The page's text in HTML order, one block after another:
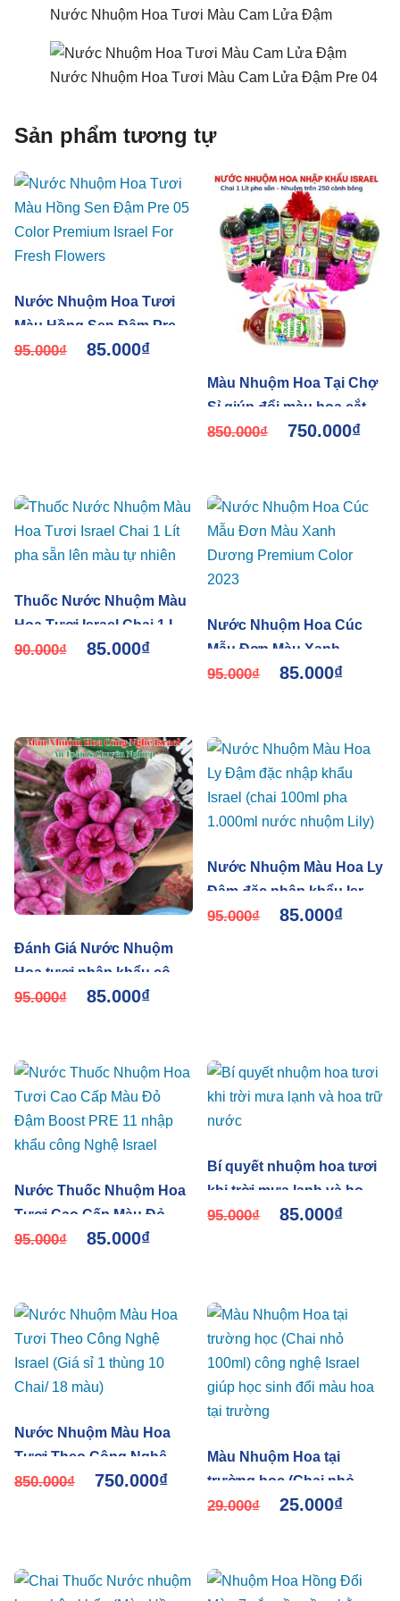
Nước Nhuộm Hoa Tươi Màu Cam Lửa Đậm
Nước Nhuộm Hoa Tươi Màu Cam Lửa Đậm Pre 04
Sản phẩm tương tự
Nước Nhuộm Hoa Tươi
Màu Hồng Sen Đậm Pre
05 Color Premium Israel
95.000₫ 85.000₫
Màu Nhuộm Hoa Tại Chợ
Sỉ giúp đổi màu hoa cắt
cành theo ý muốn
850.000₫ 750.000₫
Thuốc Nước Nhuộm Màu
Hoa Tươi Israel Chai 1 Lít
pha sẵn lên màu tự nhiên
90.000₫ 85.000₫
Nước Nhuộm Hoa Cúc
Mẫu Đơn Màu Xanh
Dương Premium Color
95.000₫ 85.000₫
Đánh Giá Nước Nhuộm
Hoa tươi nhập khẩu công
nghệ Israel
95.000₫ 85.000₫
Nước Nhuộm Màu Hoa Ly
Đậm đặc nhập khẩu Israel
(chai 100ml pha 1.000ml
95.000₫ 85.000₫
Nước Thuốc Nhuộm Hoa
Tươi Cao Cấp Màu Đỏ
Đậm Boost PRE 11 nhập
95.000₫ 85.000₫
Bí quyết nhuộm hoa tươi
khi trời mưa lạnh và hoa
trữ nước
95.000₫ 85.000₫
Nước Nhuộm Màu Hoa
Tươi Theo Công Nghệ
Israel (Giá sỉ 1 thùng 10
850.000₫ 750.000₫
Màu Nhuộm Hoa tại
trường học (Chai nhỏ
100ml) công nghệ Israel
29.000₫ 25.000₫